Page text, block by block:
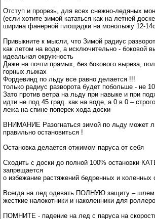
Отступ и прорезь, для всех снежно-ледяных
(если хотите зимой кататься как на летней
ширина фанерной площадки на монолыжу 12-
Привыкните к мысли, что Зимой радиус
как летом на воде, а исключительно - боковой
идеальная окружность
Даже на почти прямых, без бокового выреза,
горных лыжах
Фордевинд по льду все равно делается !!!
только радиус разворота будет побольше - не
Зато против ветра на льду при навыке и при
идти не под 45 град. как на воде, а 0 в 0 –
лежа на спине поперек хода доски
ВНИМАНИЕ Разогнаться зимой по льду может
правильно остановиться !
Остановка делается отжимом паруса от себя
Сходить с доски до полной 100% остановки
запрещается
о избежание растяжений бедренных и коленных
Всегда на лед одевать ПОЛНУЮ защиту –
жесткие налокотники и наколенники для
ПОМНИТЕ - падение на лед с паруса на